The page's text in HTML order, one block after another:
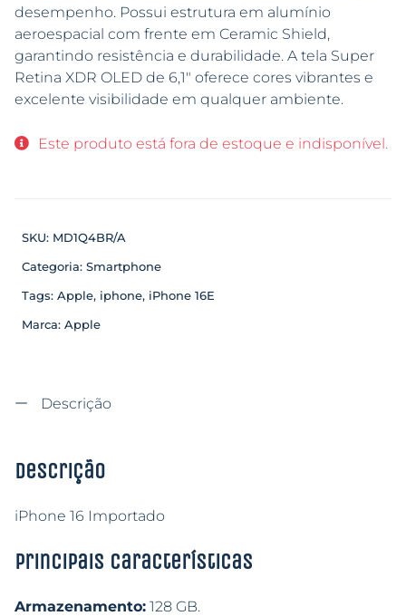
desempenho. Possui estrutura em alumínio
aeroespacial com frente em Ceramic Shield,
garantindo resistência e durabilidade. A tela Super
Retina XDR OLED de 6,1″ oferece cores vibrantes e
excelente visibilidade em qualquer ambiente.
Este produto está fora de estoque e indisponível.
SKU: MD1Q4BR/A
Categoria: Smartphone
Tags: Apple, iphone, iPhone 16E
Marca: Apple
Descrição
Descrição
iPhone 16 Importado
Principais características
Armazenamento: 128 GB.